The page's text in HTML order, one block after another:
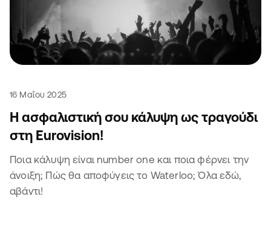
16 Μαΐου 2025
Η ασφαλιστική σου κάλυψη ως τραγούδι
στη Eurovision!
Ποια κάλυψη είναι number one και ποια φέρνει την
άνοιξη; Πώς θα αποφύγεις το Waterloo; Όλα εδώ,
αβάντι!